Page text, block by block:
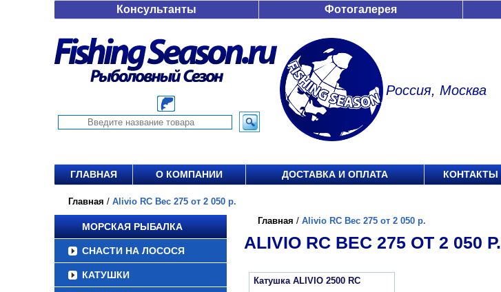
Консультанты Фотогалерея
Россия, Москва
ГЛАВНАЯ О КОМПАНИИ ДОСТАВКА И ОПЛАТА КОНТАКТЫ
Главная / Alivio RC Вес 275 от 2 050 р.
МОРСКАЯ РЫБАЛКА
СНАСТИ НА ЛОСОСЯ
КАТУШКИ
Главная / Alivio RC Вес 275 от 2 050 р.
ALIVIO RC ВЕС 275 ОТ 2 050 Р.
Катушка ALIVIO 2500 RC